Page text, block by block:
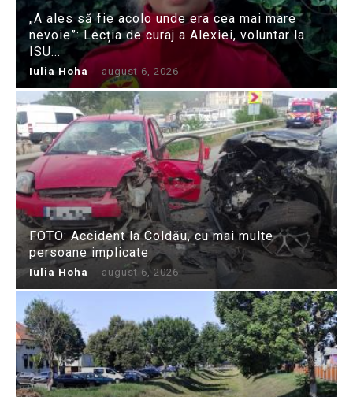
„A ales să fie acolo unde era cea mai mare
nevoie”: Lecția de curaj a Alexiei, voluntar la
ISU...
Iulia Hoha - august 6, 2026
FOTO: Accident la Coldău, cu mai multe
persoane implicate
Iulia Hoha - august 6, 2026